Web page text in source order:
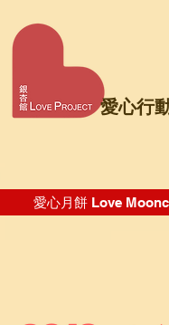
愛心行
愛心月餅 Love